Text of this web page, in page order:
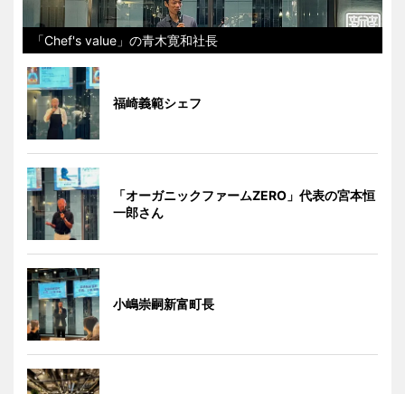
「Chef's value」の青木寛和社長
福崎義範シェフ
「オーガニックファームZERO」代表の宮本恒
一郎さん
小嶋崇嗣新富町長